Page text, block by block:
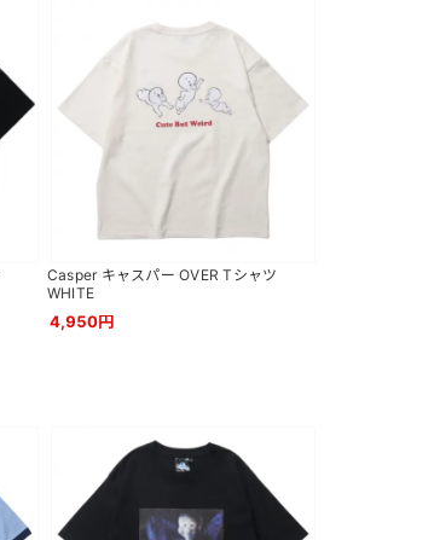
Casper キャスパー OVER Tシャツ
WHITE
4,950円